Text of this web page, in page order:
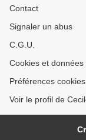
Contact
Signaler un abus
C.G.U.
Cookies et
Préférences cookies
Voir le profil de